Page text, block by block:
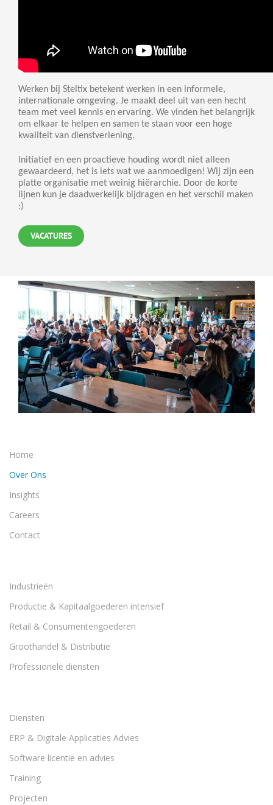
Careers
Werken bij Steltix betekent werken in een informele,
internationale omgeving. Je maakt deel uit van een hecht
team met veel kennis en ervaring. We vinden het belangrijk
om elkaar te helpen en samen te staan voor een hoge
kwaliteit van dienstverlening.
Initiatief en een proactieve houding wordt niet alleen
gewaardeerd, het is iets wat we aanmoedigen! Wij zijn een
platte organisatie met weinig hiërarchie. Door de korte
lijnen kun je daadwerkelijk bijdragen en het verschil maken
:)
VACATURES
Home
Over Ons
Insights
Careers
Contact
Industrieën
Productie & Kapitaalgoederen intensief
Retail & Consumentengoederen
Groothandel & Distributie
Professionele diensten
Diensten
ERP & Digitale Applicaties Advies
Software licentie en advies
Training
Projecten